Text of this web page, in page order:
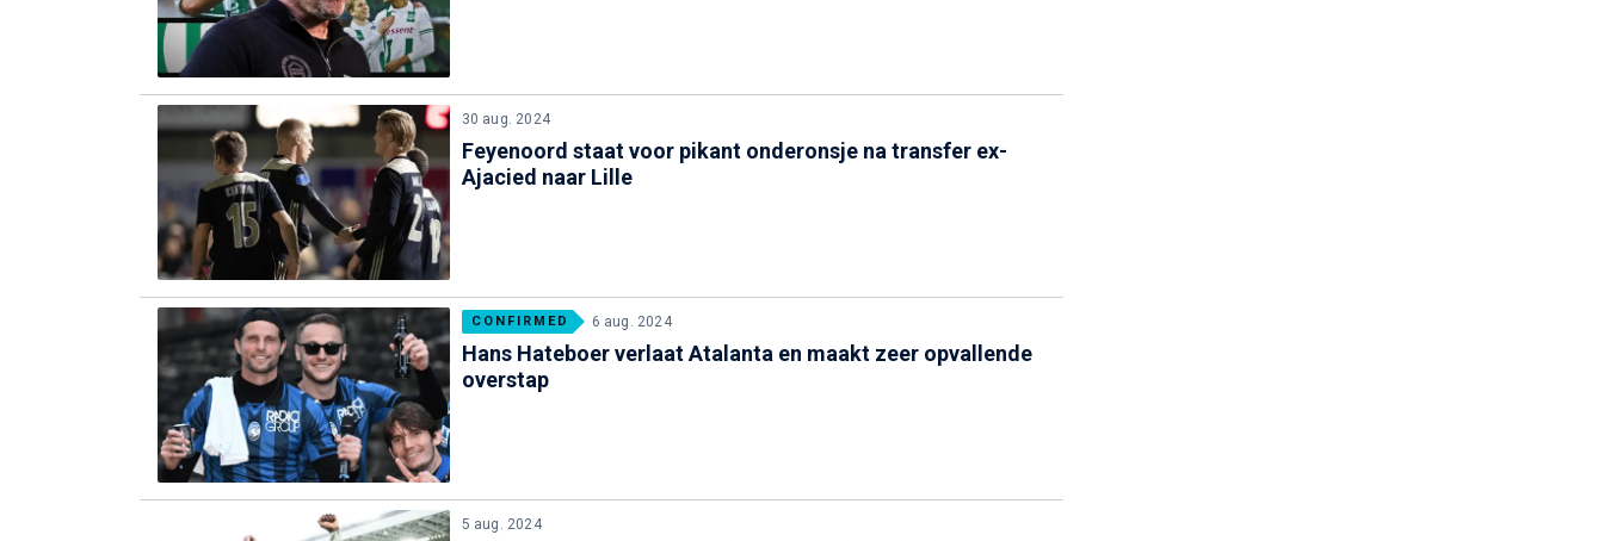
30 aug. 2024
Feyenoord staat voor pikant onderonsje na transfer ex-
Ajacied naar Lille
CONFIRMED 6 aug. 2024
Hans Hateboer verlaat Atalanta en maakt zeer opvallende
overstap
5 aug. 2024